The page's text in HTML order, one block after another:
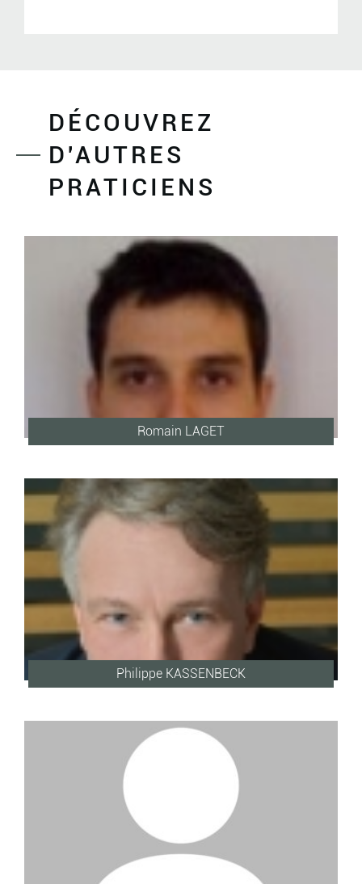
DÉCOUVREZ
D'AUTRES
PRATICIENS
Romain LAGET
Philippe KASSENBECK